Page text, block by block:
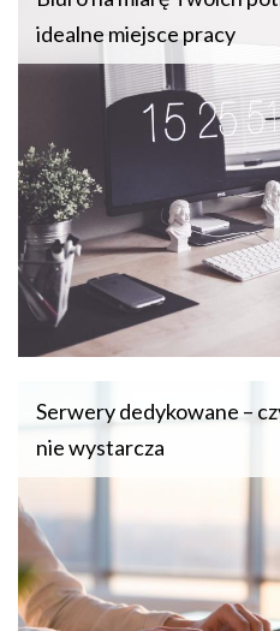
idealne miejsce pracy
Serwery dedykowane –
nie wystarcza